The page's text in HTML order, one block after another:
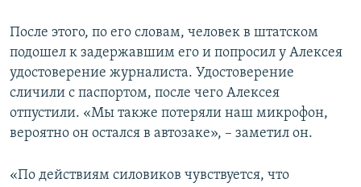
После этого, по его словам, человек в штатском
подошел к задержавшим его и попросил у Алексея
удостоверение журналиста. Удостоверение
сличили с паспортом, после чего Алексея
отпустили. «Мы также потеряли наш микрофон,
вероятно он остался в автозаке», – заметил он.
«По действиям силовиков чувствуется, что